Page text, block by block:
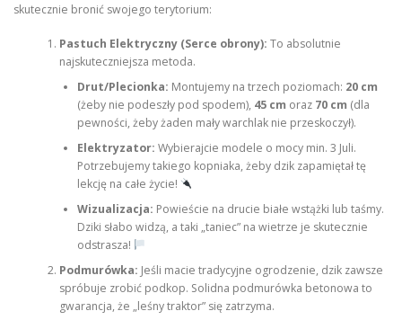
skutecznie bronić swojego terytorium:
Pastuch Elektryczny (Serce obrony): To absolutnie
najskuteczniejsza metoda.
Drut/Plecionka: Montujemy na trzech poziomach: 20 cm
(żeby nie podeszły pod spodem), 45 cm oraz 70 cm (dla
pewności, żeby żaden mały warchlak nie przeskoczył).
Elektryzator: Wybierajcie modele o mocy min. 3 Juli.
Potrzebujemy takiego kopniaka, żeby dzik zapamiętał tę
lekcję na całe życie!
Wizualizacja: Powieście na drucie białe wstążki lub taśmy.
Dziki słabo widzą, a taki „taniec” na wietrze je skutecznie
odstrasza!
Podmurówka: Jeśli macie tradycyjne ogrodzenie, dzik zawsze
spróbuje zrobić podkop. Solidna podmurówka betonowa to
gwarancja, że „leśny traktor” się zatrzyma.